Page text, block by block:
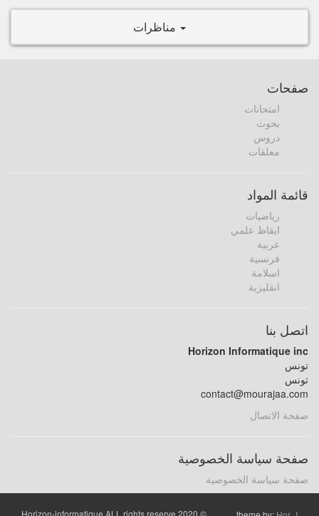
مناظرات
صفحات
امتحانات
بحوث
دروس
معلقات
قائمة المواد
رياضيات
ايقاظ علمي
عربية
فرنسية
اسلامة
انقليزية
اتصل بنا
Horizon Informatique inc
تونس
تونس
contact@mourajaa.com
صفحة الاتصال
صفحة سياسة الخصوصية
صفحة سياسة الخصوصية
© 2020 Horizon-informatique ALL rights reserve